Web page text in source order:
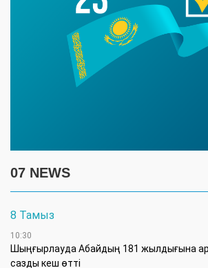
07 NEWS
8 Тамыз
10:30
Шыңғырлауда Абайдың 181 жылдығына
сазды кеш өтті